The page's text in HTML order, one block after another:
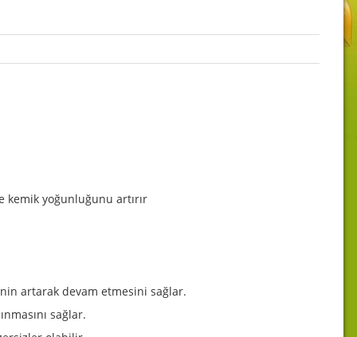
kemik yoğunluğunu artırır
artarak devam etmesini sağlar.
sağlar.